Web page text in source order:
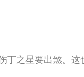
丁之星要出煞。这